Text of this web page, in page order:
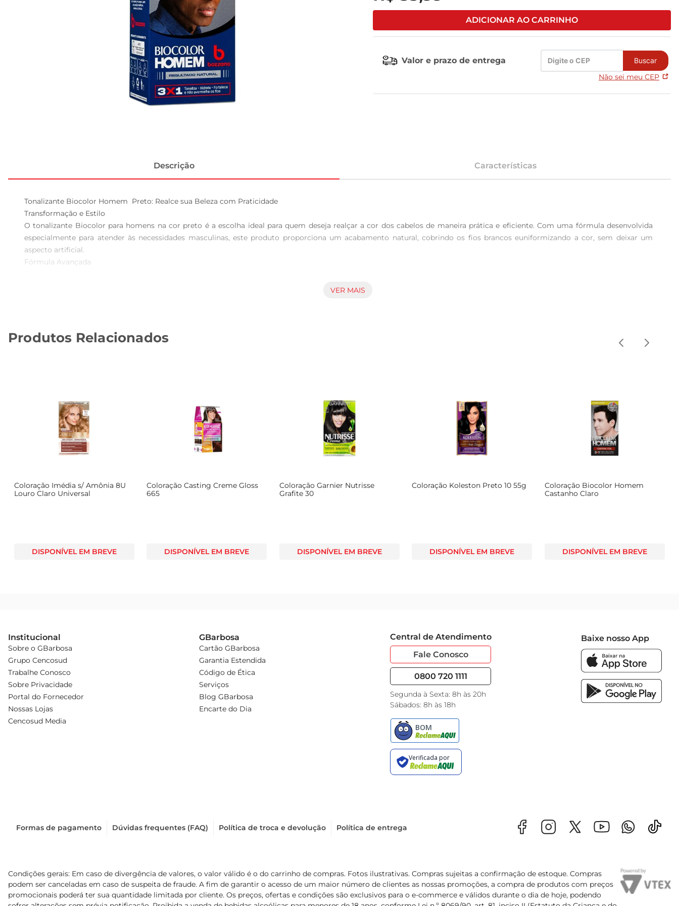
ADICIONAR AO CARRINHO
Valor e prazo de entrega Buscar
Não sei meu CEP
Descrição Características
Tonalizante Biocolor Homem  Preto: Realce sua Beleza com Praticidade
Transformação e Estilo
O tonalizante Biocolor para homens na cor preto é a escolha ideal para quem deseja realçar a cor dos cabelos de maneira prática e eficiente. Com uma fórmula desenvolvida
especialmente para atender às necessidades masculinas, este produto proporciona um acabamento natural, cobrindo os fios brancos euniformizando a cor, sem deixar um
aspecto artificial.
Fórmula Avançada
experiência maissuave durante a aplicação. Além disso, o Biocolor garante uma cor intensa e duradoura, que se mantém vibrante por várias lavagens, permitindo que você exiba
necessidade de ir ao salão. O produto vem com um aplicador que facilita a distribuição uniforme do tonalizante, garantindo que cada fio receba a quantidade certa de cor.
com um toque de cor
VER MAIS
Produtos Relacionados
Coloração Imédia s/ Amônia 8U
Louro Claro Universal
DISPONÍVEL EM BREVE
Coloração Casting Creme Gloss
665
DISPONÍVEL EM BREVE
Coloração Garnier Nutrisse
Grafite 30
DISPONÍVEL EM BREVE
Coloração Koleston Preto 10 55g
DISPONÍVEL EM BREVE
Coloração Biocolor Homem
Castanho Claro
DISPONÍVEL EM BREVE
Institucional
Sobre o GBarbosa
Grupo Cencosud
Trabalhe Conosco
Sobre Privacidade
Portal do Fornecedor
Nossas Lojas
Cencosud Media
GBarbosa
Cartão GBarbosa
Garantia Estendida
Código de Ética
Serviços
Blog GBarbosa
Encarte do Dia
Central de Atendimento
Fale Conosco
0800 720 1111
Segunda à Sexta: 8h às 20h
Sábados: 8h às 18h
Baixe nosso App
Formas de pagamento Dúvidas frequentes (FAQ) Política de troca e devolução Política de entrega
Condições gerais: Em caso de divergência de valores, o valor válido é o do carrinho de compras. Fotos ilustrativas. Compras sujeitas a confirmação de estoque. Compras
podem ser canceladas em caso de suspeita de fraude. A fim de garantir o acesso de um maior número de clientes as nossas promoções, a compra de produtos com preços
promocionais poderá ter sua quantidade limitada por cliente. Os preços, ofertas e condições são exclusivos para o e-commerce e válidos durante o dia de hoje, podendo